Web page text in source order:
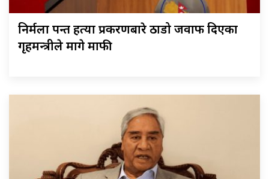
निर्मला पन्त हत्या प्रकरणबारे ठाडो जवाफ दिएका
गृहमन्त्रीले मागे माफी